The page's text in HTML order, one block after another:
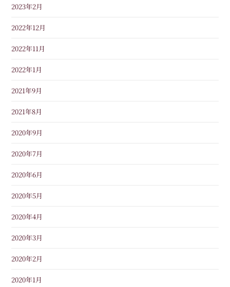
2023年2月
2022年12月
2022年11月
2022年1月
2021年9月
2021年8月
2020年9月
2020年7月
2020年6月
2020年5月
2020年4月
2020年3月
2020年2月
2020年1月